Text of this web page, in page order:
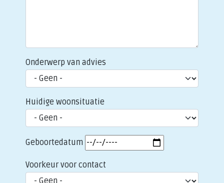
Onderwerp van advies
Huidige woonsituatie
Geboortedatum
Voorkeur voor contact